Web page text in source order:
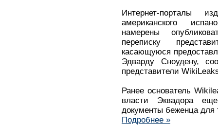
Интернет-порталы
американского
намерены
переписку
касающуюся
Эдварду Сноудену,
представители
Ранее основатель
власти Эквадора
документы беженца для
Подробнее »